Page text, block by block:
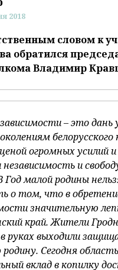
2018
словом к
обратился
Владимир
– это дань
белорусского
огромных усилий
независимость и
малой родины
о том, что в
значительную
край. Жители
руках выходили
Сегодня
вклад в копилку